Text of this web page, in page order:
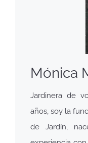
Mónica
Jardinera de
años, soy la
de Jardín,